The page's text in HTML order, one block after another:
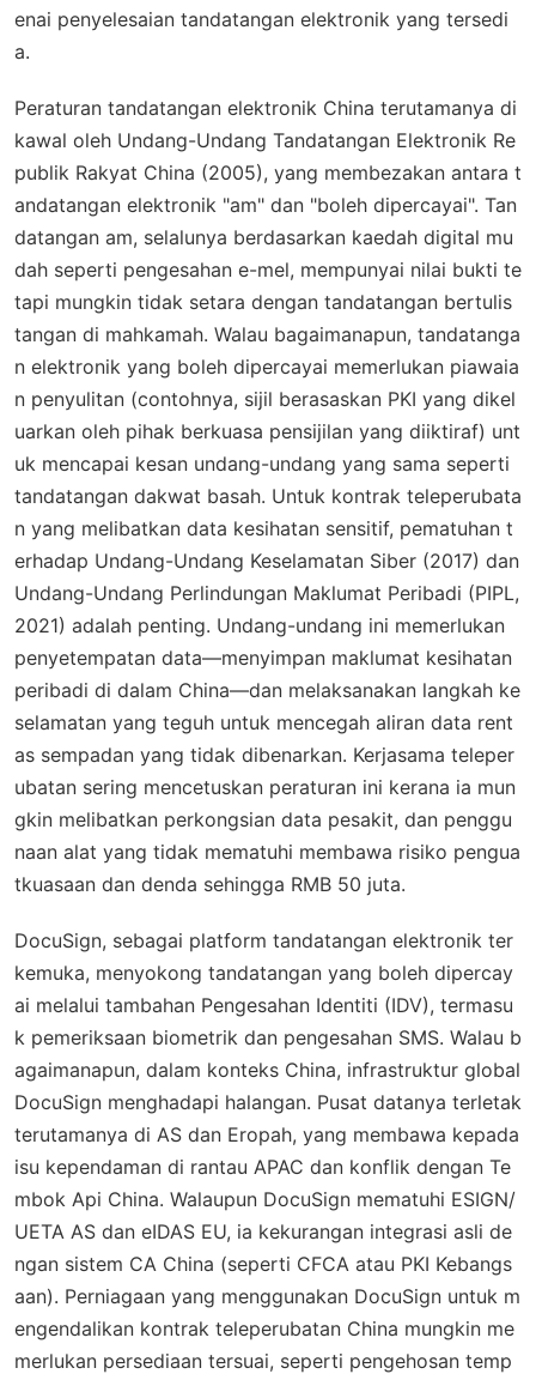
enai penyelesaian tandatangan elektronik yang tersedi
a.
Peraturan tandatangan elektronik China terutamanya di
kawal oleh Undang-Undang Tandatangan Elektronik Re
publik Rakyat China (2005), yang membezakan antara t
andatangan elektronik "am" dan "boleh dipercayai". Tan
datangan am, selalunya berdasarkan kaedah digital mu
dah seperti pengesahan e-mel, mempunyai nilai bukti te
tapi mungkin tidak setara dengan tandatangan bertulis
tangan di mahkamah. Walau bagaimanapun, tandatanga
n elektronik yang boleh dipercayai memerlukan piawaia
n penyulitan (contohnya, sijil berasaskan PKI yang dikel
uarkan oleh pihak berkuasa pensijilan yang diiktiraf) unt
uk mencapai kesan undang-undang yang sama seperti
tandatangan dakwat basah. Untuk kontrak teleperubata
n yang melibatkan data kesihatan sensitif, pematuhan t
erhadap Undang-Undang Keselamatan Siber (2017) dan
Undang-Undang Perlindungan Maklumat Peribadi (PIPL,
2021) adalah penting. Undang-undang ini memerlukan
penyetempatan data—menyimpan maklumat kesihatan
peribadi di dalam China—dan melaksanakan langkah ke
selamatan yang teguh untuk mencegah aliran data rent
as sempadan yang tidak dibenarkan. Kerjasama teleper
ubatan sering mencetuskan peraturan ini kerana ia mun
gkin melibatkan perkongsian data pesakit, dan penggu
naan alat yang tidak mematuhi membawa risiko pengua
tkuasaan dan denda sehingga RMB 50 juta.
DocuSign, sebagai platform tandatangan elektronik ter
kemuka, menyokong tandatangan yang boleh dipercay
ai melalui tambahan Pengesahan Identiti (IDV), termasu
k pemeriksaan biometrik dan pengesahan SMS. Walau b
agaimanapun, dalam konteks China, infrastruktur global
DocuSign menghadapi halangan. Pusat datanya terletak
terutamanya di AS dan Eropah, yang membawa kepada
isu kependaman di rantau APAC dan konflik dengan Te
mbok Api China. Walaupun DocuSign mematuhi ESIGN/
UETA AS dan eIDAS EU, ia kekurangan integrasi asli de
ngan sistem CA China (seperti CFCA atau PKI Kebangs
aan). Perniagaan yang menggunakan DocuSign untuk m
engendalikan kontrak teleperubatan China mungkin me
merlukan persediaan tersuai, seperti pengehosan temp